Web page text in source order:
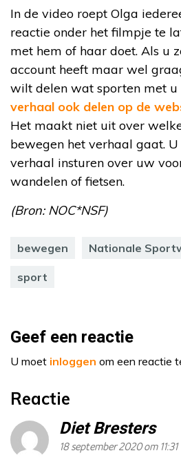
In de video roept Olga
reactie onder het filmpje te
met hem of haar doet. Als u
account heeft maar wel
wilt delen wat sporten met u
verhaal ook delen op de
Het maakt niet uit over
bewegen het verhaal gaat.
verhaal insturen over uw
wandelen of fietsen.
(Bron: NOC*NSF)
bewegen Nationale
sport
Geef een reactie
U moet inloggen om een reactie
Reactie
Diet Bresters
18 september 2020 om 11:31